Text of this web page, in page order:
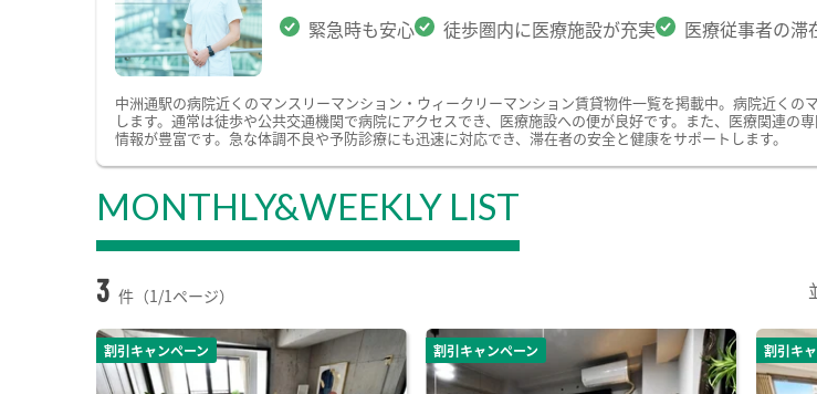
緊急時も安心 徒歩圏内に医療施設が充実 医療従事者の滞
中洲通駅の病院近くのマンスリーマンション・ウィークリーマンション賃貸物件一覧を掲載中。病院近く
します。通常は徒歩や公共交通機関で病院にアクセスでき、医療施設への便が良好です。また、医療関連
情報が豊富です。急な体調不良や予防診療にも迅速に対応でき、滞在者の安全と健康をサポートします。
MONTHLY&WEEKLY LIST
3 件（1/1ページ）
割引キャンペーン 割引キャンペーン 割引キ